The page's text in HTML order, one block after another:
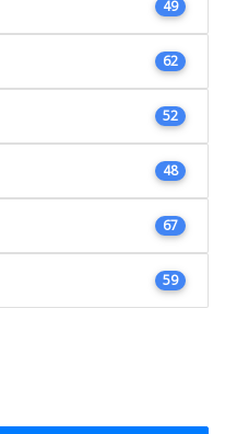
49
62
52
48
67
59